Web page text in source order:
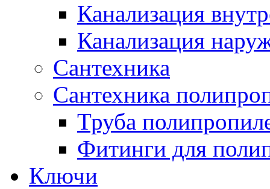
Канализация
Канализация
Сантехника
Сантехника
Труба
Фитинги для
Ключи